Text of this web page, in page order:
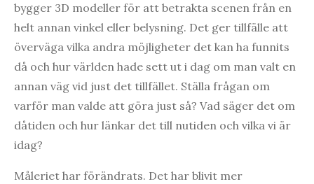
bygger 3D modeller för att betrakta scenen från en
helt annan vinkel eller belysning. Det ger tillfälle att
överväga vilka andra möjligheter det kan ha funnits
då och hur världen hade sett ut i dag om man valt en
annan väg vid just det tillfället. Ställa frågan om
varför man valde att göra just så? Vad säger det om
dåtiden och hur länkar det till nutiden och vilka vi är
idag?
Måleriet har förändrats. Det har blivit mer